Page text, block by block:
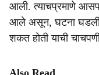
आली. त्याचप्रमाणे
आले असून, घटना घडली
शकत होती याची
Also Read